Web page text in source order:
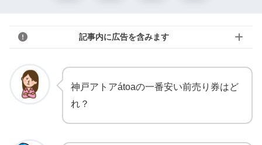
記事内に広告を含みます
神戸アトアátoaの一番安い前売り券はど
れ？